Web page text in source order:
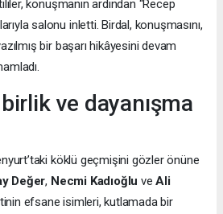
konuşmanın ardından “Recep
salonu inletti. Birdal, konuşmasını,
bir başarı hikâyesini devam
ve dayanışma
köklü geçmişini gözler önüne
Değer, Necmi Kadıoğlu veAli
efsane isimleri, kutlamada bir